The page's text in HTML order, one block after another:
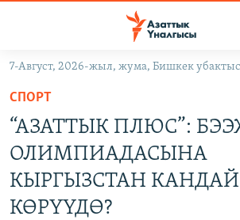
Навигацияга
өтүңүз
Издөөгө
салыңыз
КЫРГЫЗСТАН
САЯСАТ
ЭКОНОМИКА
ДҮЙНӨ
БОРБОР АЗИЯ
УКРАИНА
АТАЙЫН ИЛИКТӨӨ
7-Август, 2026-жыл, жума, Бишкек
СПОРТ
“АЗАТТЫК ПЛЮС”:
ОЛИМПИАДАСЫНА
КЫРГЫЗСТАН
КӨРҮҮДӨ?